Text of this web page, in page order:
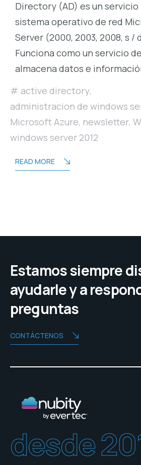
Directory (AD) es un
sistema operativo de red
Server (2000, 2003, 2008, s /
Funciona como un servicio
almacena datos e
active directory,
administracion de windows
Microsoft Azure, newsletter,
windows server 2012
READ MORE
Estamos siempre
ayudarle y a
preguntas
CONTÁCTENOS
desde